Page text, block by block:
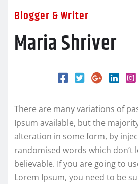
Blogger & Writer
Maria Shriver
There are many variations of
Ipsum available, but the
alteration in some form, by
randomised words which don’t
believable. If you are going to
Lorem Ipsum, you need to be